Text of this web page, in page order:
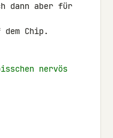
dann aber für
Chip.
nervös